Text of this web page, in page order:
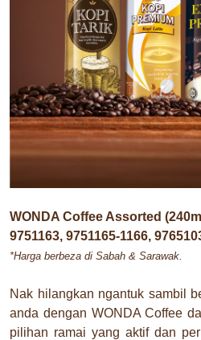
WONDA Coffee Assorted
9751163, 9751165-1166,
*Harga berbeza di Sabah & Sarawak.
Nak hilangkan ngantuk sambil
anda dengan WONDA Coffee
pilihan ramai yang aktif dan